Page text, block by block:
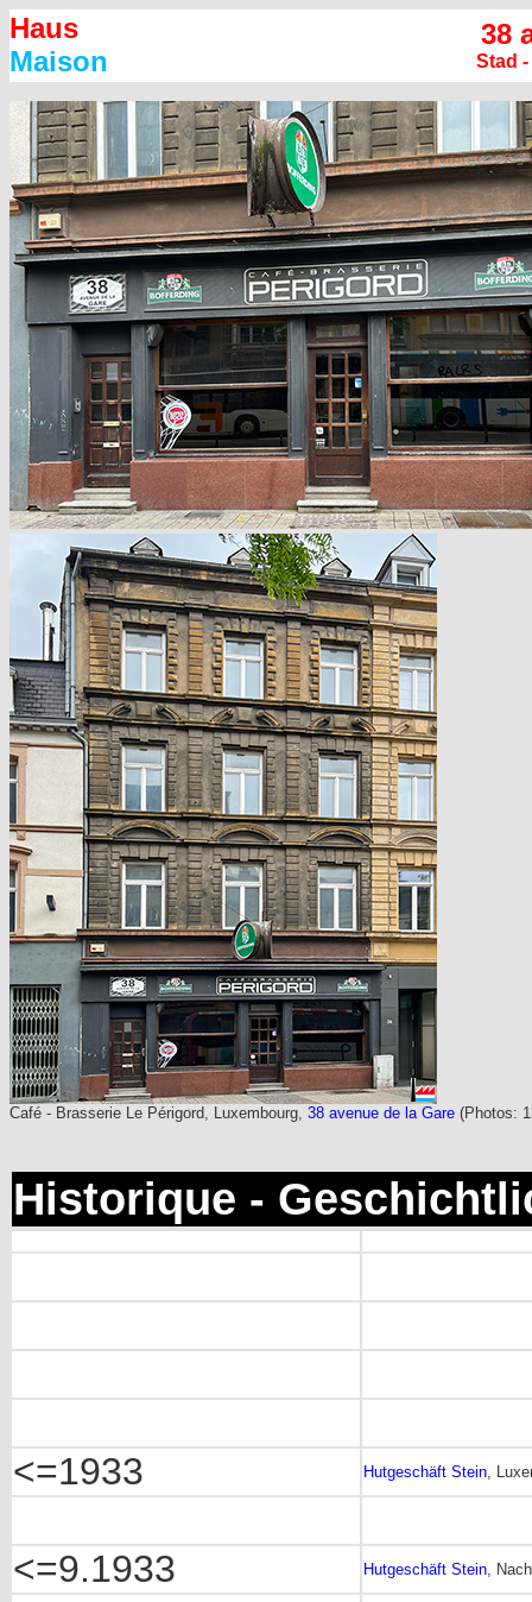
Haus
Maison
38
Stad
Café - Brasserie Le Périgord, Luxembourg, 38 avenue de la Gare (Photos:
Historique -
<=1933 Hutgeschäft Stein,
<=9.1933 Hutgeschäft Stein,